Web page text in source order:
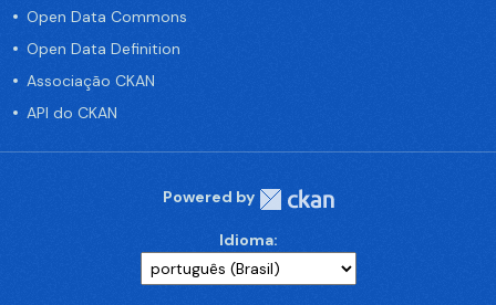
Open Data Commons
Open Data Definition
Associação CKAN
API do CKAN
Powered by
Idioma